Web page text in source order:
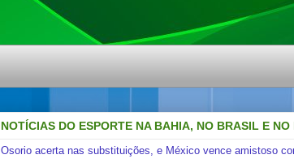
NOTÍCIAS DO ESPORTE NA BAHIA, NO BRASIL E NO
Osorio acerta nas substituições, e México vence amistoso